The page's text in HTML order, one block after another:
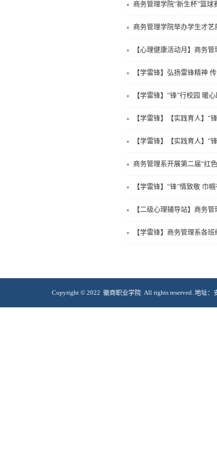
商务管理学院“新生杯”篮球
商务管理学院举办学生才艺
【心理健康活动月】商务
【学雷锋】“锋”行校园
【学雷锋】【实践育人】
商务管理系开展第二届“红
【学雷锋】“锋”情致敬 巾
【二级心理辅导站】商务
【学雷锋】商务管理系各
Copyright © 2022 徽商职业学院 All rights reserved. 地址